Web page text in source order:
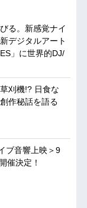
る。新感覚ナイ
デジタルアート
」に世界的DJ/
刈機!? 日食な
作秘話を語る
ブ音響上映＞9
催決定！